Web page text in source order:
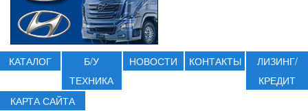
КАТАЛОГ
Б/У
ТЕХНИКА
НОВОСТИ КОНТАКТЫ
ЛИЗИНГ/
КРЕДИТ
КАРТА САЙТА